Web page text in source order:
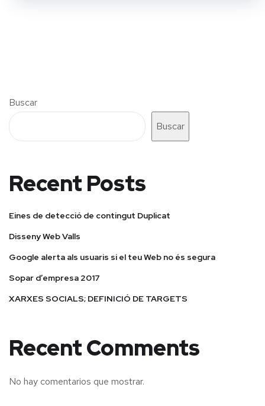
Buscar
Buscar
Recent Posts
Eines de detecció de contingut Duplicat
Disseny Web Valls
Google alerta als usuaris si el teu Web no és segura
Sopar d’empresa 2017
XARXES SOCIALS; DEFINICIÓ DE TARGETS
Recent Comments
No hay comentarios que mostrar.